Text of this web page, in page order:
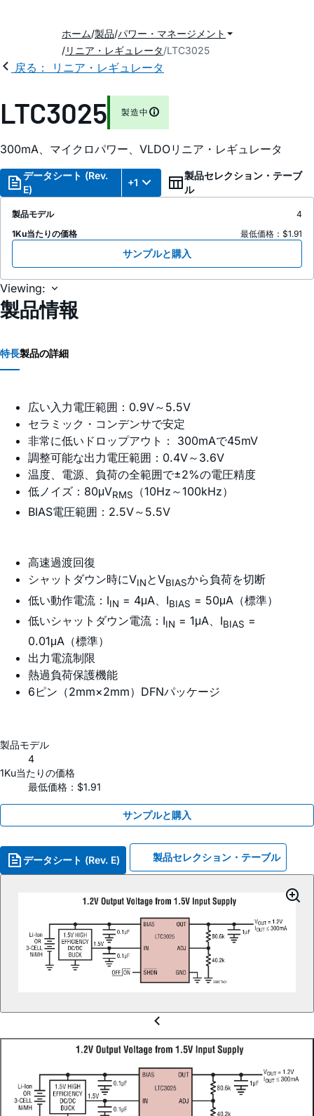
ホーム 製品 パワー・マネージメント
リニア・レギュレータ LTC3025
戻る： リニア・レギュレータ
LTC3025 製造中
300mA、マイクロパワー、VLDOリニア・レギュレータ
データシート (Rev.
E)
+1
製品セレクション・テーブ
ル
製品モデル
4
1Ku当たりの価格
最低価格：$1.91
サンプルと購入
Viewing:
製品情報
特長製品の詳細
広い入力電圧範囲：0.9V～5.5V
セラミック・コンデンサで安定
非常に低いドロップアウト： 300mAで45mV
調整可能な出力電圧範囲：0.4V～3.6V
温度、電源、負荷の全範囲で±2%の電圧精度
低ノイズ：80μVRMS
（10Hz～100kHz）
BIAS電圧範囲：2.5V～5.5V
高速過渡回復
シャットダウン時にVINとVBIASから負荷を切断
低い動作電流：IIN = 4μA、IBIAS = 50μA（標準）
低いシャットダウン電流：IIN = 1μA、IBIAS =
0.01μA（標準）
出力電流制限
熱過負荷保護機能
6ピン（2mm×2mm）DFNパッケージ
製品モデル
4
1Ku当たりの価格
最低価格：$1.91
サンプルと購入
データシート (Rev. E) 製品セレクション・テーブル